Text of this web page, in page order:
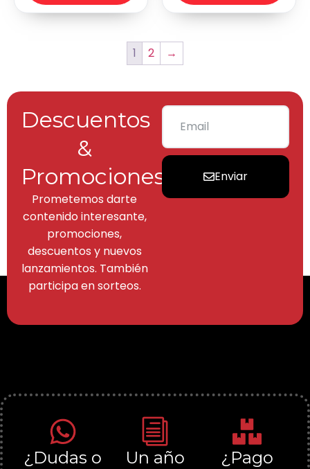
1 2 →
Descuentos
&
Promociones
Prometemos darte
contenido interesante,
promociones,
descuentos y nuevos
lanzamientos. También
participa en sorteos.
Enviar
¿Dudas o
Un año
¿Pago